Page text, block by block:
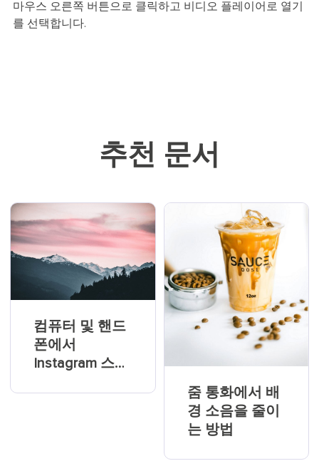
마우스 오른쪽 버튼으로 클릭하고 비디오 플레이어로 열기
를 선택합니다.
추천 문서
컴퓨터 및 핸드
폰에서
Instagram 스토
줌 통화에서 배
경 소음을 줄이
는 방법